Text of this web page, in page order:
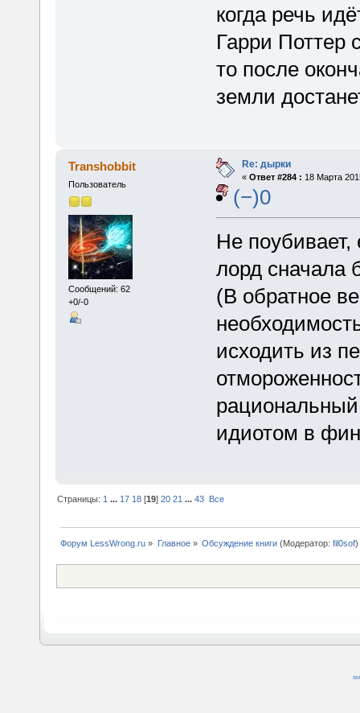
когда речь
Гарри
то после
земли
Transhobbit
Пользователь
Сообщений: 62
+0/-0
Re: дырки
« Ответ #284 : 18 Марта
(−)0
Не
лорд сначала
(В обратное
исходить из
идиотом в
Страницы: 1 ... 17 18 [19]20 21 ...43 Все
Форум LessWrong.ru » Главное» Обсуждение книги(Модератор: fil0sof)